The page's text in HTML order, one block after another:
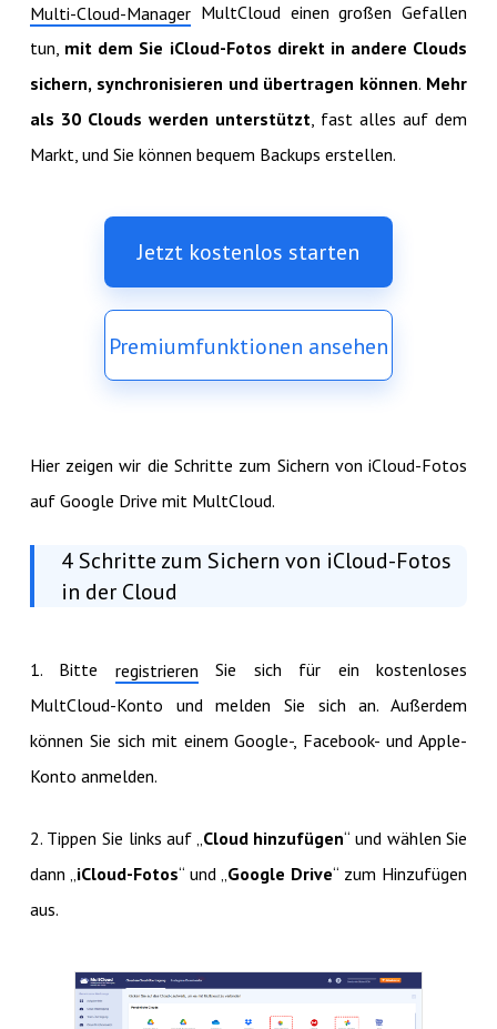
Multi-Cloud-ManagerMultCloud einen großen Gefallen
tun, mit dem Sie iCloud-Fotos direkt in andere Clouds
sichern, synchronisieren und übertragen können. Mehr
als 30 Clouds werden unterstützt, fast alles auf dem
Markt, und Sie können bequem Backups erstellen.
Jetzt kostenlos starten
Premiumfunktionen ansehen
Hier zeigen wir die Schritte zum Sichern von iCloud-Fotos
auf Google Drive mit MultCloud.
4 Schritte zum Sichern von iCloud-Fotos
in der Cloud
1. Bitte registrieren Sie sich für ein kostenloses
MultCloud-Konto und melden Sie sich an. Außerdem
können Sie sich mit einem Google-, Facebook- und Apple-
Konto anmelden.
2. Tippen Sie links auf „Cloud hinzufügen“ und wählen Sie
dann „iCloud-Fotos“ und „Google Drive“ zum Hinzufügen
aus.